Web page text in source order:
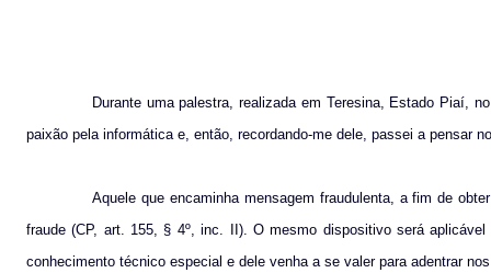
Durante uma palestra, realizada em Teresina, Estado Piaí,
paixão pela informática e, então, recordando-me dele, passei a pensar
Aquele que encaminha mensagem fraudulenta, a fim de
fraude (CP, art. 155, § 4º, inc. II). O mesmo dispositivo será
conhecimento técnico especial e dele venha a se valer para adentrar